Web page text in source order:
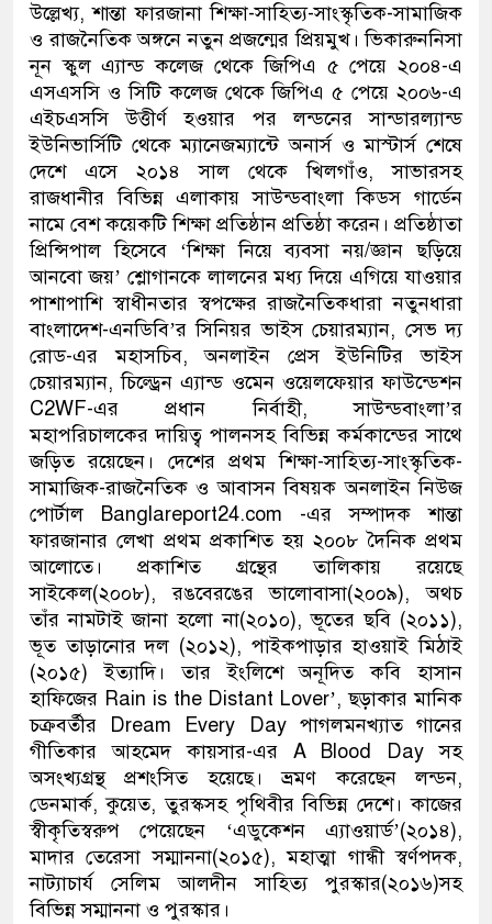
উল্লেখ্য, শান্তা ফারজানা শিক্ষা-সাহিত্য-সাংস্কৃতিক-সামাজিক
ও রাজনৈতিক অঙ্গনে নতুন প্রজন্মের প্রিয়মুখ। ভিকারুননিসা
নূন স্কুল এ্যান্ড কলেজ থেকে জিপিএ ৫ পেয়ে ২০০৪-এ
এসএসসি ও সিটি কলেজ থেকে জিপিএ ৫ পেয়ে ২০০৬-এ
এইচএসসি উত্তীর্ণ হওয়ার পর লন্ডনের সান্ডারল্যান্ড
ইউনিভার্সিটি থেকে ম্যানেজম্যান্টে অনার্স ও মাস্টার্স শেষে
দেশে এসে ২০১৪ সাল থেকে খিলগাঁও, সাভারসহ
রাজধানীর বিভিন্ন এলাকায় সাউন্ডবাংলা কিডস গার্ডেন
নামে বেশ কয়েকটি শিক্ষা প্রতিষ্ঠান প্রতিষ্ঠা করেন। প্রতিষ্ঠাতা
প্রিন্সিপাল হিসেবে ‘শিক্ষা নিয়ে ব্যবসা নয়/জ্ঞান ছড়িয়ে
আনবো জয়’ শ্লোগানকে লালনের মধ্য দিয়ে এগিয়ে যাওয়ার
পাশাপাশি স্বাধীনতার স্বপক্ষের রাজনৈতিকধারা নতুনধারা
বাংলাদেশ-এনডিবি’র সিনিয়র ভাইস চেয়ারম্যান, সেভ দ্য
রোড-এর মহাসচিব, অনলাইন প্রেস ইউনিটির ভাইস
চেয়ারম্যান, চিল্ড্রেন এ্যান্ড ওমেন ওয়েলফেয়ার ফাউন্ডেশন
C2WF-এর প্রধান নির্বাহী, সাউন্ডবাংলা’র
মহাপরিচালকের দায়িত্ব পালনসহ বিভিন্ন কর্মকান্ডের সাথে
জড়িত রয়েছেন। দেশের প্রথম শিক্ষা-সাহিত্য-সাংস্কৃতিক-
সামাজিক-রাজনৈতিক ও আবাসন বিষয়ক অনলাইন নিউজ
পোর্টাল Banglareport24.com -এর সম্পাদক শান্তা
ফারজানার লেখা প্রথম প্রকাশিত হয় ২০০৮ দৈনিক প্রথম
আলোতে। প্রকাশিত গ্রন্থের তালিকায় রয়েছে
সাইকেল(২০০৮), রঙবেরঙের ভালোবাসা(২০০৯), অথচ
তাঁর নামটাই জানা হলো না(২০১০), ভূতের ছবি (২০১১),
ভূত তাড়ানোর দল (২০১২), পাইকপাড়ার হাওয়াই মিঠাই
(২০১৫) ইত্যাদি। তার ইংলিশে অনূদিত কবি হাসান
হাফিজের Rain is the Distant Lover’, ছড়াকার মানিক
চক্রবর্তীর Dream Every Day পাগলমনখ্যাত গানের
গীতিকার আহমেদ কায়সার-এর A Blood Day সহ
অসংখ্যগ্রন্থ প্রশংসিত হয়েছে। ভ্রমণ করেছেন লন্ডন,
ডেনমার্ক, কুয়েত, তুরস্কসহ পৃথিবীর বিভিন্ন দেশে। কাজের
স্বীকৃতিস্বরুপ পেয়েছেন ‘এডুকেশন এ্যাওয়ার্ড’(২০১৪),
মাদার তেরেসা সম্মাননা(২০১৫), মহাত্মা গান্ধী স্বর্ণপদক,
নাট্যাচার্য সেলিম আলদীন সাহিত্য পুরস্কার(২০১৬)সহ
বিভিন্ন সম্মাননা ও পুরস্কার।